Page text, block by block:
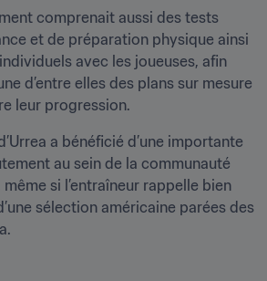
comprenait aussi des tests
et de préparation physique ainsi
avec les joueuses, afin
d’entre elles des plans sur mesure
leur progression.
a bénéficié d’une importante
au sein de la communauté
si l’entraîneur rappelle bien
sélection américaine parées des